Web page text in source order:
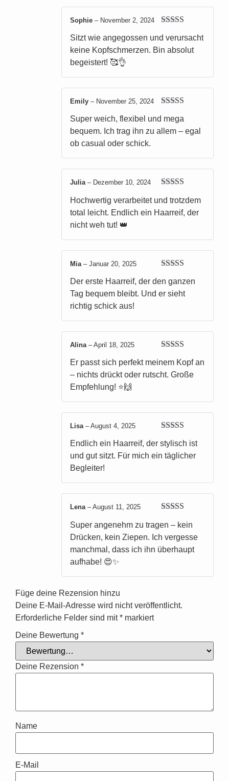
5 von 5
Sophie – November 2, 2024
Sitzt wie angegossen und verursacht
keine Kopfschmerzen. Bin absolut
begeistert! 🥰👌
5von 5
Emily – November 25, 2024
Super weich, flexibel und mega
bequem. Ich trag ihn zu allem – egal
ob casual oder schick.
5von 5
Julia – Dezember 10, 2024
Hochwertig verarbeitet und trotzdem
total leicht. Endlich ein Haarreif, der
nicht weh tut! 👑
5von 5
Mia – Januar 20, 2025
Der erste Haarreif, der den ganzen
Tag bequem bleibt. Und er sieht
richtig schick aus!
5von 5
Alina – April 18, 2025
Er passt sich perfekt meinem Kopf an
– nichts drückt oder rutscht. Große
Empfehlung! ⭐🙌
5von 5
Lisa – August 4, 2025
Endlich ein Haarreif, der stylisch ist
und gut sitzt. Für mich ein täglicher
Begleiter!
5von 5
Lena – August 11, 2025
Super angenehm zu tragen – kein
Drücken, kein Ziepen. Ich vergesse
manchmal, dass ich ihn überhaupt
aufhabe! 😍✨
Füge deine Rezension hinzu
Deine E-Mail-Adresse wird nicht veröffentlicht.
Erforderliche Felder sind mit* markiert
Deine Bewertung *
Deine Rezension *
Name
E-Mail